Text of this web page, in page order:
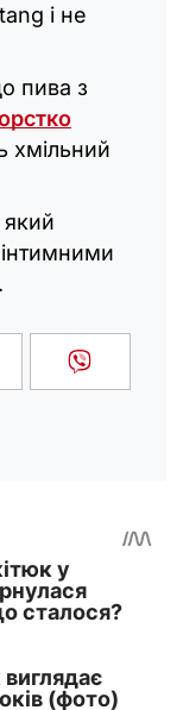
і не
пива з
хмільний
який
.